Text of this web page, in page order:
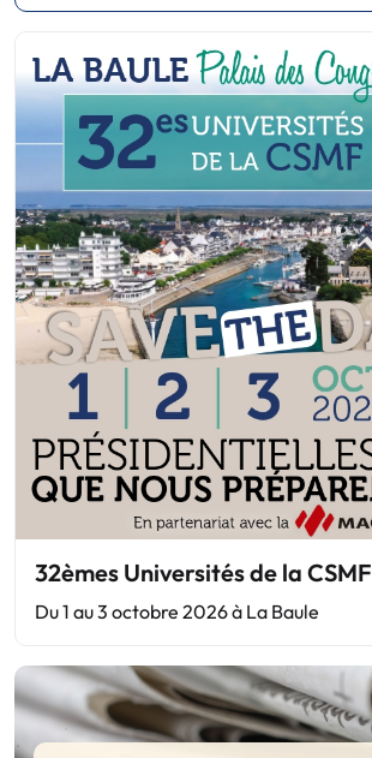
32èmes Universités de la CSMF
Du 1 au 3 octobre 2026 à La Baule